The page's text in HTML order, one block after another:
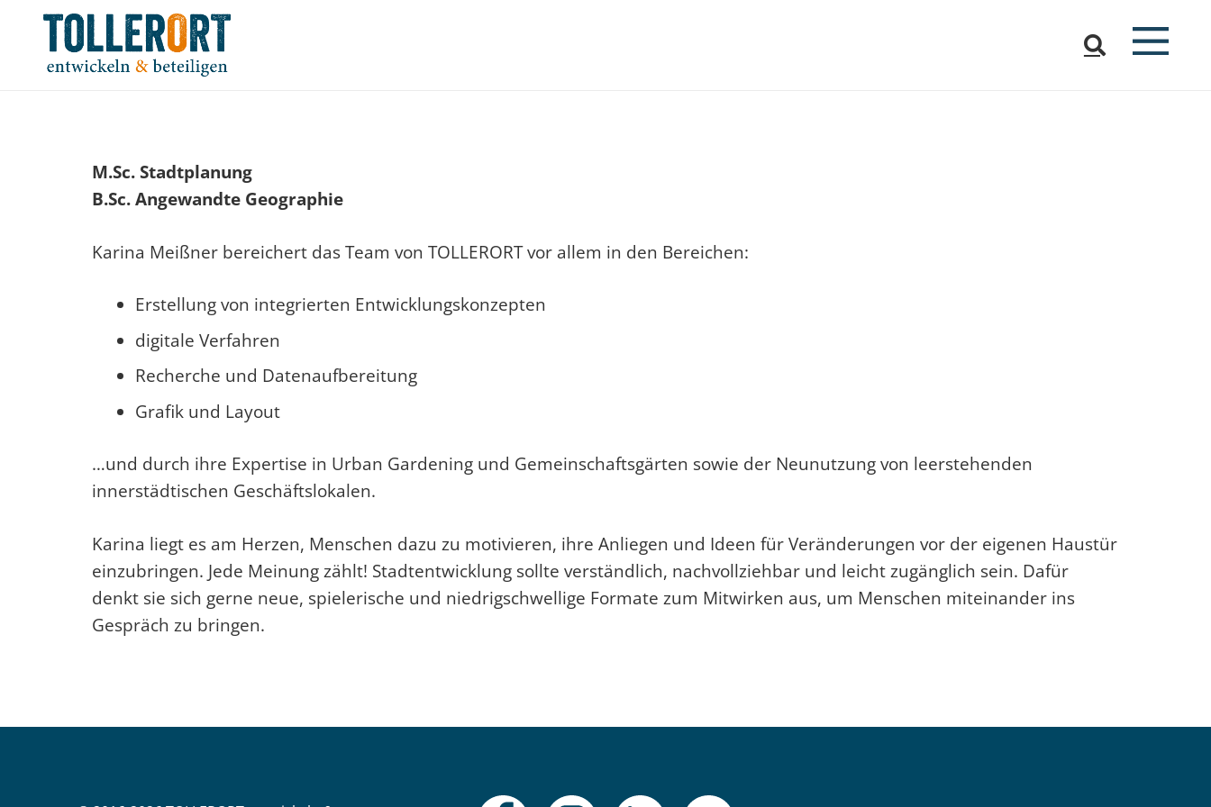
M.Sc. Stadtplanung
B.Sc. Angewandte Geographie
Karina Meißner bereichert das Team von TOLLERORT vor allem in den Bereichen:
Erstellung von integrierten Entwicklungskonzepten
digitale Verfahren
Recherche und Datenaufbereitung
Grafik und Layout
…und durch ihre Expertise in Urban Gardening und Gemeinschaftsgärten sowie der Neunutzung von leerstehenden
innerstädtischen Geschäftslokalen.
Karina liegt es am Herzen, Menschen dazu zu motivieren, ihre Anliegen und Ideen für Veränderungen vor der eigenen Haustür
einzubringen. Jede Meinung zählt! Stadtentwicklung sollte verständlich, nachvollziehbar und leicht zugänglich sein. Dafür
denkt sie sich gerne neue, spielerische und niedrigschwellige Formate zum Mitwirken aus, um Menschen miteinander ins
Gespräch zu bringen.